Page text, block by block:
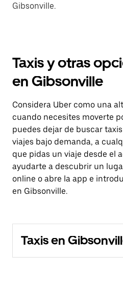
Gibsonville.
Taxis y otras
en Gibsonville
Considera Uber como una
cuando necesites moverte
puedes dejar de buscar
viajes bajo demanda, a
que pidas un viaje desde el
ayudarte a descubrir un
online o abre la app e
en Gibsonville.
Taxis en